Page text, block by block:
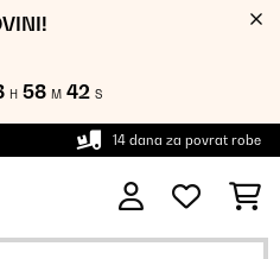
H 58 M 42 S
14 dana za povrat robe